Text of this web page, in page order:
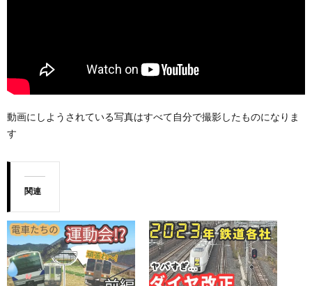
動画にしようされている写真はすべて自分で撮影したものになりま
す
関連